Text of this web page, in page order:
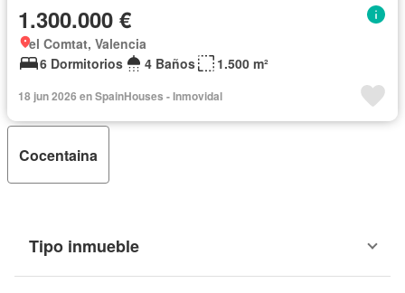
1.300.000 €
el Comtat, Valencia
6 Dormitorios
4 Baños 1.500 m²
18 jun 2026 en SpainHouses - Inmovidal
Cocentaina
Tipo inmueble